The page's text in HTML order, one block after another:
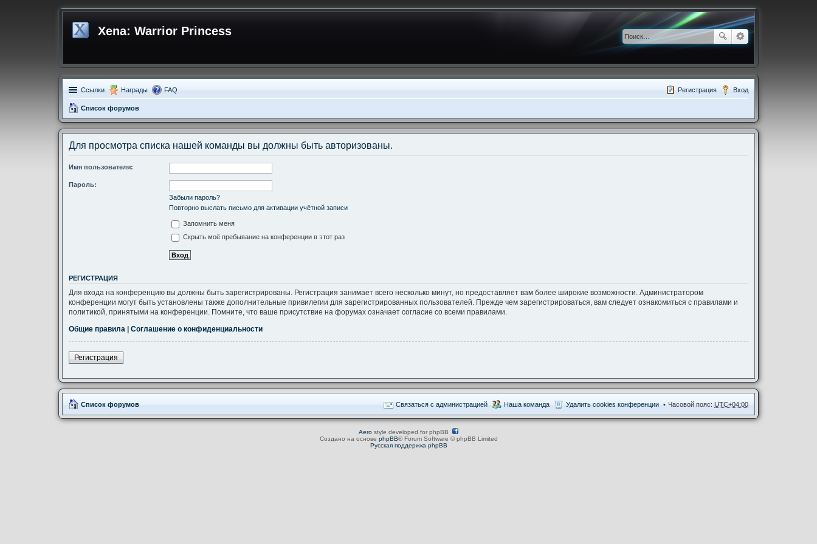
Xena: Warrior Princess
Ссылки Награды FAQ Вход
Регистрация
Список форумов
Для просмотра списка нашей команды вы должны быть авторизованы.
Имя пользователя:
Пароль:
Забыли пароль?
Повторно выслать письмо для активации учётной записи
Запомнить меня
Скрыть моё пребывание на конференции в этот раз
РЕГИСТРАЦИЯ
Для входа на конференцию вы должны быть зарегистрированы. Регистрация занимает всего несколько минут, но предоставляет вам более широкие возможности. Администратором
конференции могут быть установлены также дополнительные привилегии для зарегистрированных пользователей. Прежде чем зарегистрироваться, вам следует ознакомиться с правилами и
политикой, принятыми на конференции. Помните, что ваше присутствие на форумах означает согласие со всеми правилами.
Общие правила | Соглашение о конфиденциальности
Регистрация
Список форумов Часовой пояс: UTC+04:00
Удалить cookies конференции
Наша команда
Связаться с администрацией
Aero style developed for phpBB
Создано на основе phpBB® Forum Software © phpBB Limited
Русская поддержка phpBB